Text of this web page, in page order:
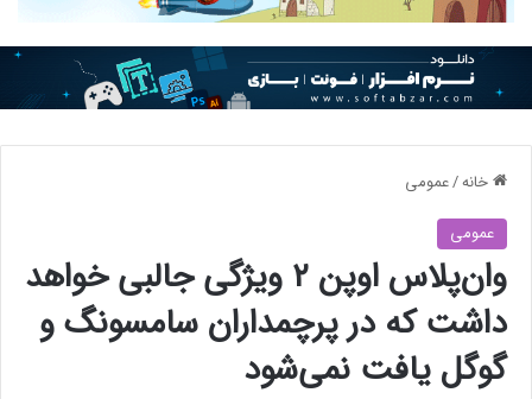
خانه/عمومی
عمومی
وان‌پلاس اوپن ۲ ویژگی جالبی خواهد
داشت که در پرچمداران سامسونگ و
گوگل یافت نمی‌شود